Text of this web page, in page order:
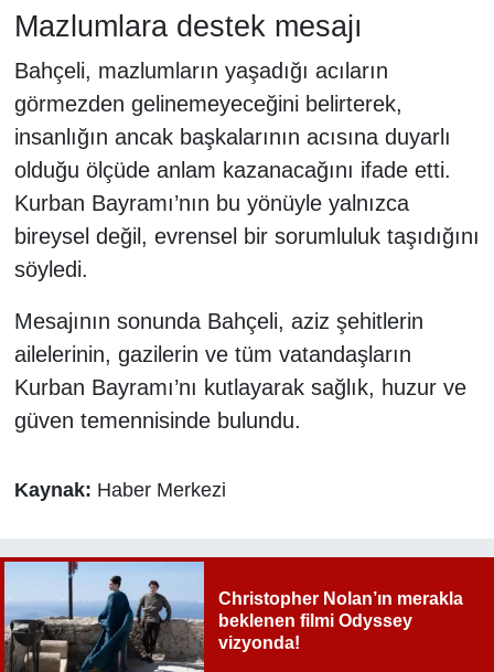
Mazlumlara destek mesajı
Bahçeli, mazlumların yaşadığı acıların
görmezden gelinemeyeceğini belirterek,
insanlığın ancak başkalarının acısına duyarlı
olduğu ölçüde anlam kazanacağını ifade etti.
Kurban Bayramı’nın bu yönüyle yalnızca
bireysel değil, evrensel bir sorumluluk taşıdığını
söyledi.
Mesajının sonunda Bahçeli, aziz şehitlerin
ailelerinin, gazilerin ve tüm vatandaşların
Kurban Bayramı’nı kutlayarak sağlık, huzur ve
güven temennisinde bulundu.
Kaynak: Haber Merkezi
Christopher Nolan’ın merakla
beklenen filmi Odyssey
vizyonda!